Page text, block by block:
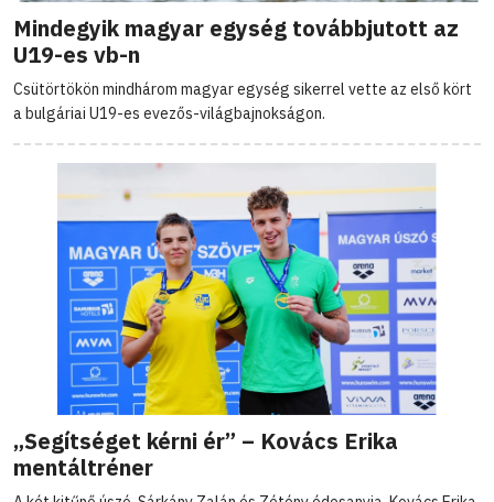
Mindegyik magyar egység továbbjutott az
U19-es vb-n
Csütörtökön mindhárom magyar egység sikerrel vette az első kört
a bulgáriai U19-es evezős-világbajnokságon.
„Segítséget kérni ér” – Kovács Erika
mentáltréner